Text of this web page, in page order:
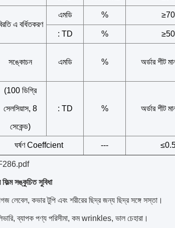
এ বর্ধিতকরণ
এমডি % ≥70
: TD % ≥50
সঙ্কোচন এমডি % অর্ডার শীট
(100 ডিগ্রি
সেলসিয়াস, 8
সেকেন্ড)
: TD % অর্ডার শীট
ঘর্ষণ Coeffcient ---
সঙ্কুচিত সুবিধা
লেবেল, কভার টুপি এবং শরীরের ছিদ্র জন্য ছিদ্র সঙ্গে সস্তা।
ব্যাপক পণ্য পরিসীমা, কম wrinkles, ভাল চেহারা।